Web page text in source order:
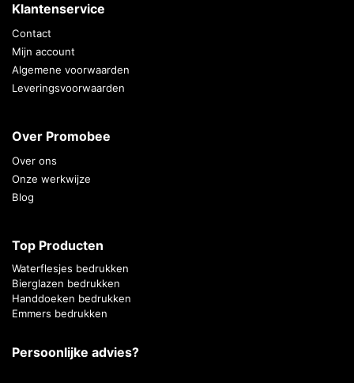
Klantenservice
Contact
Mijn account
Algemene voorwaarden
Leveringsvoorwaarden
Over Promobee
Over ons
Onze werkwijze
Blog
Top Producten
Waterflesjes bedrukken
Bierglazen bedrukken
Handdoeken bedrukken
Emmers bedrukken
Persoonlijke advies?